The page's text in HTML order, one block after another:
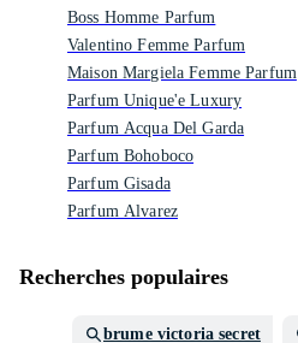
Boss Homme Parfum
Valentino Femme Parfum
Maison Margiela Femme Parfum
Parfum Unique'e Luxury
Parfum Acqua Del Garda
Parfum Bohoboco
Parfum Gisada
Parfum Alvarez
Recherches populaires
brume victoria secret